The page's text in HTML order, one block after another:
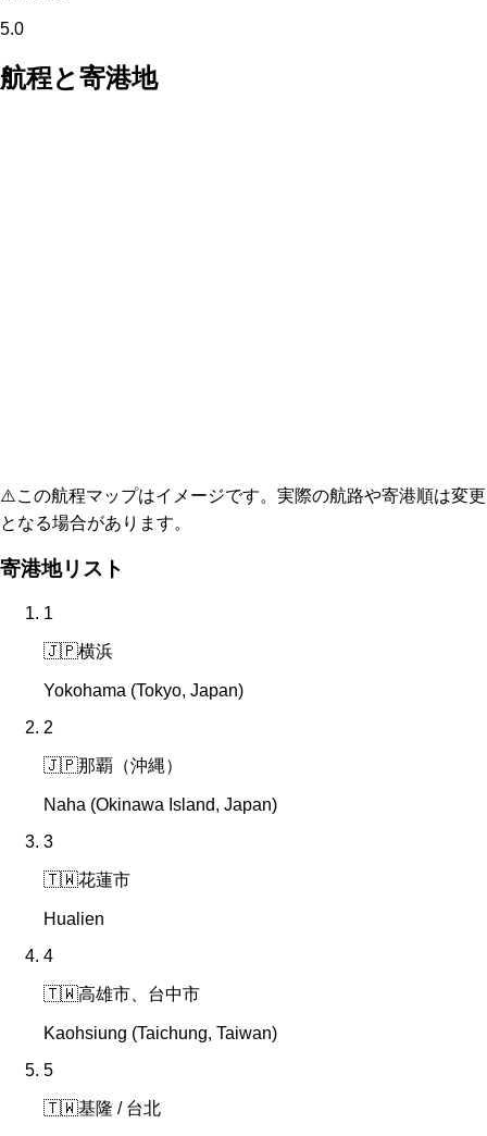
5.0
航程と寄港地
⚠️この航程マップはイメージです。実際の航路や寄港順は変更
となる場合があります。
寄港地リスト
1
🇯🇵横浜
Yokohama (Tokyo, Japan)
2
🇯🇵那覇（沖縄）
Naha (Okinawa Island, Japan)
3
🇹🇼花蓮市
Hualien
4
🇹🇼高雄市、台中市
Kaohsiung (Taichung, Taiwan)
5
🇹🇼基隆 / 台北